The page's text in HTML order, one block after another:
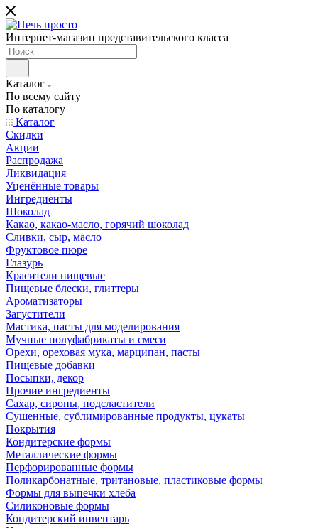
Интернет-магазин представительского класса
Каталог
По всему сайту
По каталогу
Каталог
Скидки
Акции
Распродажа
Ликвидация
Уценённые товары
Ингредиенты
Шоколад
Какао, какао-масло, горячий шоколад
Сливки, сыр, масло
Фруктовое пюре
Глазурь
Красители пищевые
Пищевые блески, глиттеры
Ароматизаторы
Загустители
Мастика, пасты для моделирования
Мучные полуфабрикаты и смеси
Орехи, ореховая мука, марципан, пасты
Пищевые добавки
Посыпки, декор
Прочие ингредиенты
Сахар, сиропы, подсластители
Сушенные, сублимированные продукты, цукаты
Покрытия
Кондитерские формы
Металлические формы
Перфорированные формы
Поликарбонатные, тритановые, пластиковые формы
Формы для выпечки хлеба
Силиконовые формы
Кондитерский инвентарь